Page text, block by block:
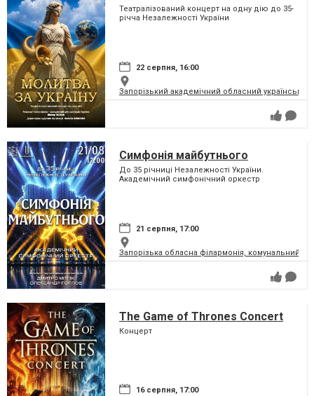
Театралізований концерт на одну дію до 35-
річча Незалежності України
22 серпня, 16:00
Запорізький академічний обласний
Симфонія майбутнього
До 35 річниці Незалежності України.
Академічний симфонічний оркестр
21 серпня, 17:00
Запорізька обласна філармонія, комунальний
The Game of Thrones Concert
Концерт
16 серпня, 17:00